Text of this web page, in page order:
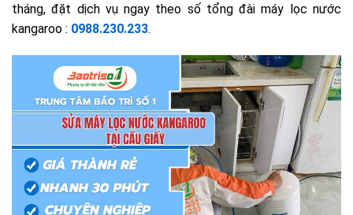
tháng, đặt dịch vụ ngay theo số tổng đài máy lọc nước
kangaroo : 0988.230.233.